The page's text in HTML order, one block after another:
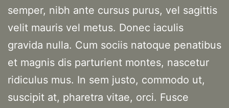
semper, nibh ante cursus purus, vel sagittis
velit mauris vel metus. Donec iaculis
gravida nulla. Cum sociis natoque penatibus
et magnis dis parturient montes, nascetur
ridiculus mus. In sem justo, commodo ut,
suscipit at, pharetra vitae, orci. Fusce